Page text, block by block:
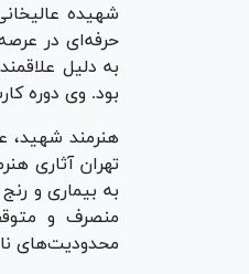
شهیده
حرفه‌ای در
به دلیل
بود. وی دوره
هنرمند شهید،
تهران آثاری
منصرف و
محدودیت‌های